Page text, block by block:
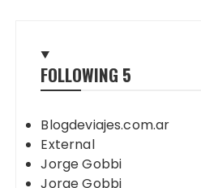
FOLLOWING 5
Blogdeviajes.com.ar
External
Jorge Gobbi
Jorge Gobbi